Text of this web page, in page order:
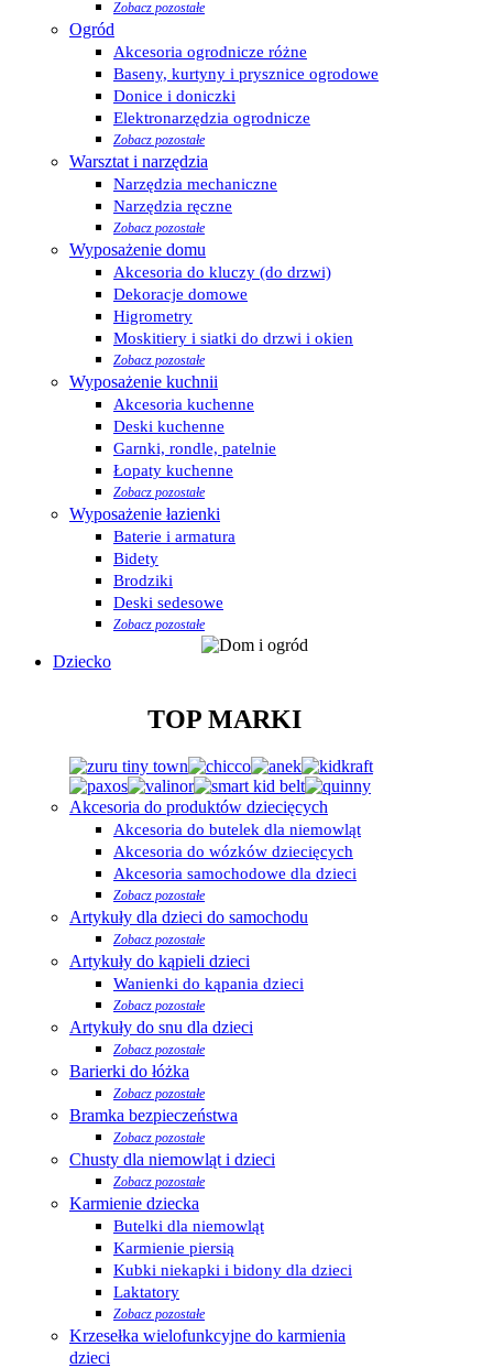
Zobacz pozostałe
Ogród
Akcesoria ogrodnicze różne
Baseny, kurtyny i prysznice ogrodowe
Donice i doniczki
Elektronarzędzia ogrodnicze
Zobacz pozostałe
Warsztat i narzędzia
Narzędzia mechaniczne
Narzędzia ręczne
Zobacz pozostałe
Wyposażenie domu
Akcesoria do kluczy (do drzwi)
Dekoracje domowe
Higrometry
Moskitiery i siatki do drzwi i okien
Zobacz pozostałe
Wyposażenie kuchnii
Akcesoria kuchenne
Deski kuchenne
Garnki, rondle, patelnie
Łopaty kuchenne
Zobacz pozostałe
Wyposażenie łazienki
Baterie i armatura
Bidety
Brodziki
Deski sedesowe
Zobacz pozostałe
Dziecko
TOP MARKI
Akcesoria do produktów dziecięcych
Akcesoria do butelek dla niemowląt
Akcesoria do wózków dziecięcych
Akcesoria samochodowe dla dzieci
Zobacz pozostałe
Artykuły dla dzieci do samochodu
Zobacz pozostałe
Artykuły do kąpieli dzieci
Wanienki do kąpania dzieci
Zobacz pozostałe
Artykuły do snu dla dzieci
Zobacz pozostałe
Barierki do łóżka
Zobacz pozostałe
Bramka bezpieczeństwa
Zobacz pozostałe
Chusty dla niemowląt i dzieci
Zobacz pozostałe
Karmienie dziecka
Butelki dla niemowląt
Karmienie piersią
Kubki niekapki i bidony dla dzieci
Laktatory
Zobacz pozostałe
Krzesełka wielofunkcyjne do karmienia
dzieci